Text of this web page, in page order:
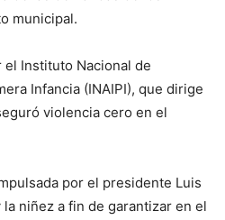
municipal.
el Instituto Nacional de
Infancia (INAIPI), que dirige
violencia cero en el
por el presidente Luis
niñez a fin de garantizar en el